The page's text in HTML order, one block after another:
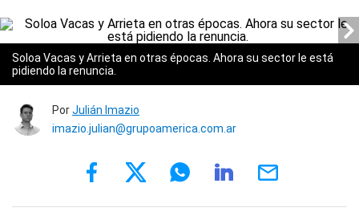
Soloa Vacas y Arrieta en otras épocas. Ahora su sector le está
pidiendo la renuncia.
PorJulián Imazio
imazio.julian@grupoamerica.com.ar